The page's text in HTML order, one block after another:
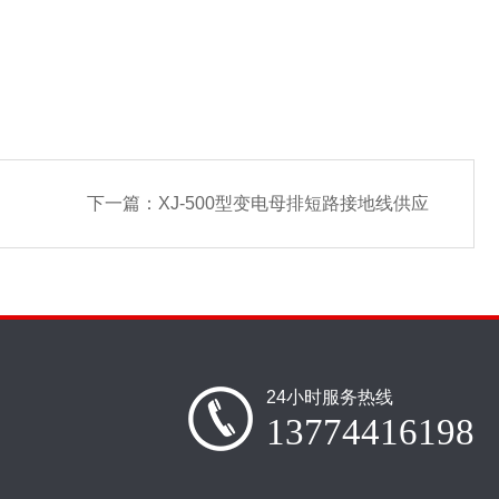
下一篇： XJ-500型变电母排短路接地线供应
24小时服务热线
13774416198